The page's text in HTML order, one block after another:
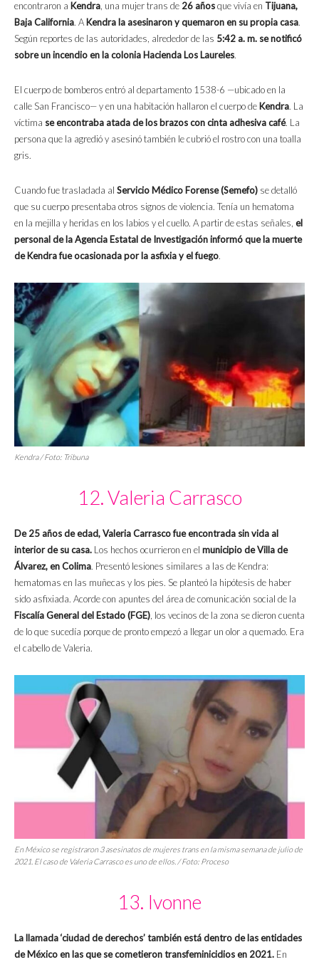
encontraron a Kendra , una mujer trans de 26 añosque vivía en Tijuana,
Baja California. A Kendra la asesinaron y quemaron en su propia casa.
Según reportes de las autoridades, alrededor de las 5:42 a. m. se notificó
sobre un incendio en la colonia Hacienda Los Laureles.
El cuerpo de bomberos entró al departamento 1538-6 —ubicado en la
calle San Francisco— y en una habitación hallaron el cuerpo de Kendra. La
víctima se encontraba atada de los brazos con cinta adhesiva café. La
persona que la agredió y asesinó también le cubrió el rostro con una toalla
gris.
Cuando fue trasladada al Servicio Médico Forense (Semefo) se detalló
que su cuerpo presentaba otros signos de violencia. Tenía un hematoma
en la mejilla y heridas en los labios y el cuello. A partir de estas señales, el
personal de la Agencia Estatal de Investigación informó que la muerte
de Kendra fue ocasionada por la asfixia y el fuego.
Kendra / Foto: Tribuna
12. Valeria Carrasco
De 25 años de edad, Valeria Carrasco fue encontrada sin vida al
interior de su casa. Los hechos ocurrieron en el municipio de Villa de
Álvarez, en Colima. Presentó lesiones similares a las de Kendra:
hematomas en las muñecas y los pies. Se planteó la hipótesis de haber
sido asfixiada. Acorde con apuntes del área de comunicación social de la
Fiscalía General del Estado (FGE) , los vecinos de la zona se dieron cuenta
de lo que sucedía porque de pronto empezó a llegar un olor a quemado. Era
el cabello de Valeria.
En México se registraron 3 asesinatos de mujeres trans en la misma semana de julio de
2021. El caso de Valeria Carrasco es uno de ellos. / Foto: Proceso
13. Ivonne
La llamada ‘ciudad de derechos’ también está dentro de las entidades
de México en las que se cometieron transfeminicidios en 2021. En